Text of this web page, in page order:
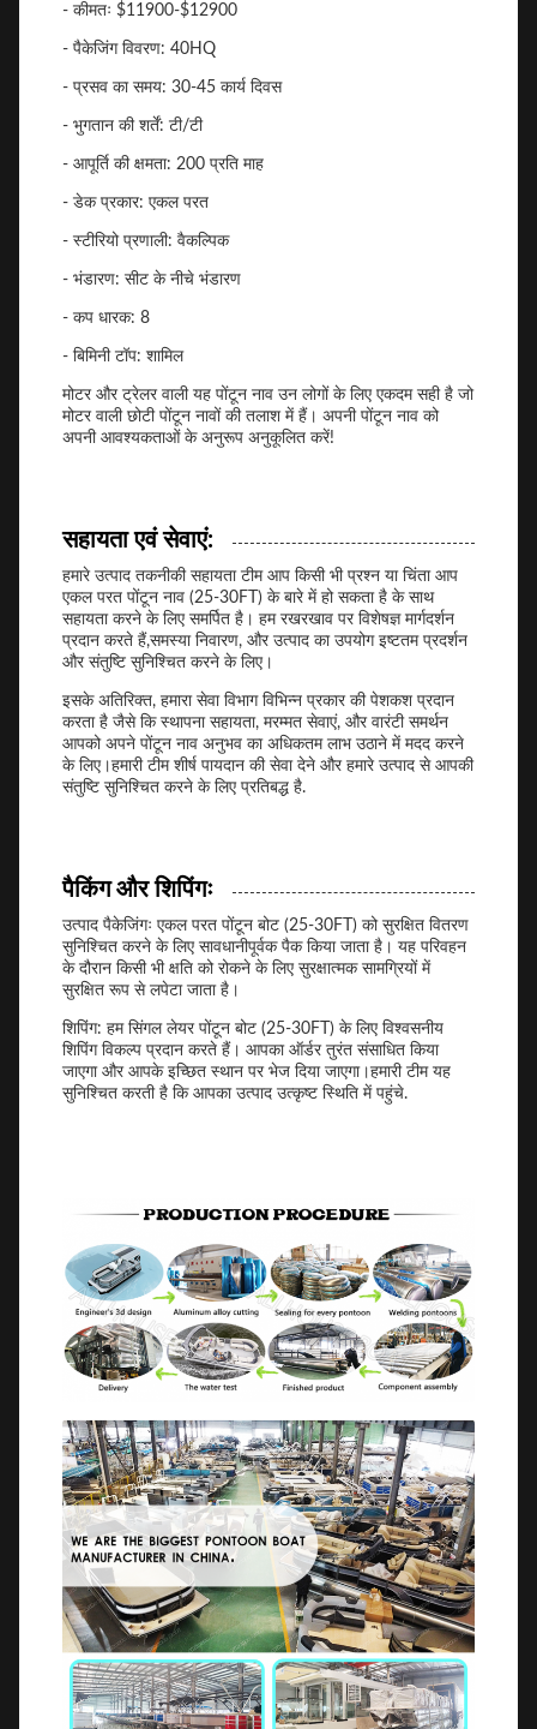
- कीमतः $11900-$12900
- पैकेजिंग विवरण: 40HQ
- प्रसव का समय: 30-45 कार्य दिवस
- भुगतान की शर्तें: टी/टी
- आपूर्ति की क्षमता: 200 प्रति माह
- डेक प्रकार: एकल परत
- स्टीरियो प्रणाली: वैकल्पिक
- भंडारण: सीट के नीचे भंडारण
- कप धारक: 8
- बिमिनी टॉप: शामिल
मोटर और ट्रेलर वाली यह पोंटून नाव उन लोगों के लिए एकदम सही है जो
मोटर वाली छोटी पोंटून नावों की तलाश में हैं। अपनी पोंटून नाव को
अपनी आवश्यकताओं के अनुरूप अनुकूलित करें!
सहायता एवं सेवाएं:
हमारे उत्पाद तकनीकी सहायता टीम आप किसी भी प्रश्न या चिंता आप
एकल परत पोंटून नाव (25-30FT) के बारे में हो सकता है के साथ
सहायता करने के लिए समर्पित है। हम रखरखाव पर विशेषज्ञ मार्गदर्शन
प्रदान करते हैं,समस्या निवारण, और उत्पाद का उपयोग इष्टतम प्रदर्शन
और संतुष्टि सुनिश्चित करने के लिए।
इसके अतिरिक्त, हमारा सेवा विभाग विभिन्न प्रकार की पेशकश प्रदान
करता है जैसे कि स्थापना सहायता, मरम्मत सेवाएं, और वारंटी समर्थन
आपको अपने पोंटून नाव अनुभव का अधिकतम लाभ उठाने में मदद करने
के लिए।हमारी टीम शीर्ष पायदान की सेवा देने और हमारे उत्पाद से आपकी
संतुष्टि सुनिश्चित करने के लिए प्रतिबद्ध है.
पैकिंग और शिपिंगः
उत्पाद पैकेजिंगः एकल परत पोंटून बोट (25-30FT) को सुरक्षित वितरण
सुनिश्चित करने के लिए सावधानीपूर्वक पैक किया जाता है। यह परिवहन
के दौरान किसी भी क्षति को रोकने के लिए सुरक्षात्मक सामग्रियों में
सुरक्षित रूप से लपेटा जाता है।
शिपिंग: हम सिंगल लेयर पोंटून बोट (25-30FT) के लिए विश्वसनीय
शिपिंग विकल्प प्रदान करते हैं। आपका ऑर्डर तुरंत संसाधित किया
जाएगा और आपके इच्छित स्थान पर भेज दिया जाएगा।हमारी टीम यह
सुनिश्चित करती है कि आपका उत्पाद उत्कृष्ट स्थिति में पहुंचे.